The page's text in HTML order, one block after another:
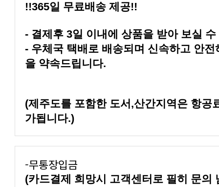
!!365일 무료배송 제공!!
- 결제후 3일 이내에 상품을 받아 보실
을 약속드립니다.
가됩니다.)
-무통장입금